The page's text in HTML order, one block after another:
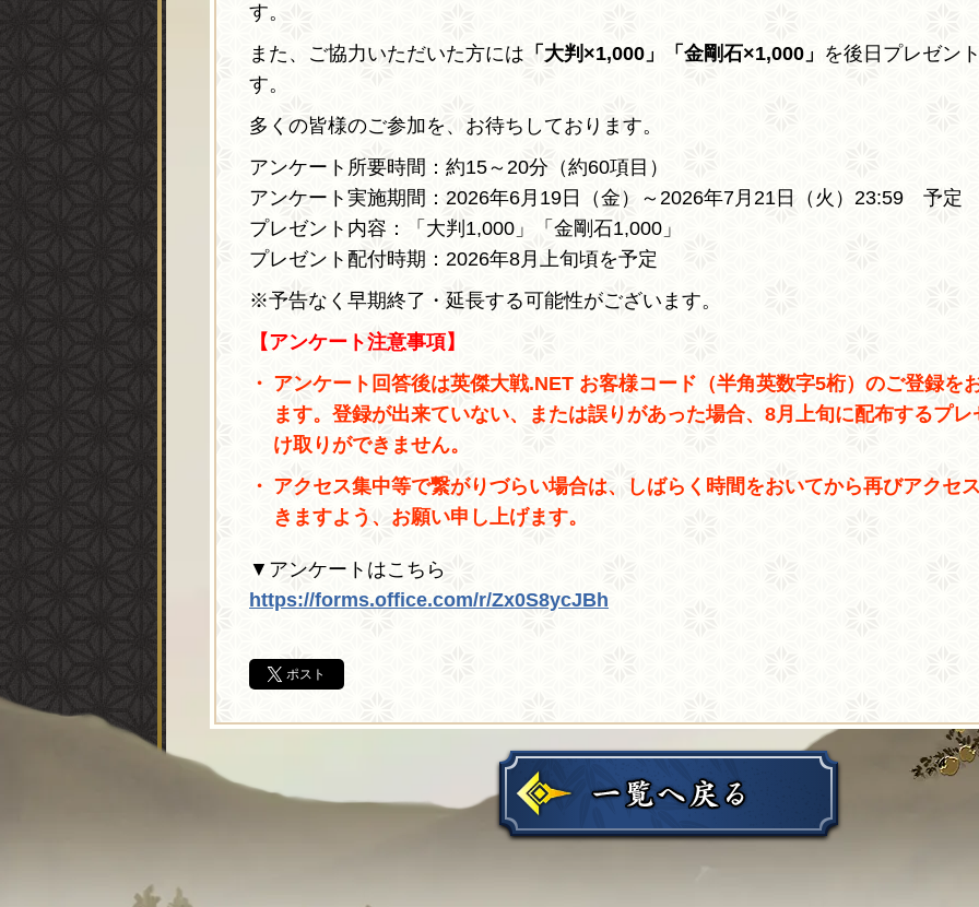
す。
また、ご協力いただいた方には 「大判×1,000」「 金剛石×1,000」 を後日プレゼン
す。
多くの皆様のご参加を、お待ちしております。
アンケート所要時間：約15～20分（約60項目）
アンケート実施期間：2026年6月19日（金）～2026年7月21日（火）23:59 予定
プレゼント内容：「 大判1,000」「金剛石1,000」
プレゼント配付時期：2026年8月上旬頃を予定
※予告なく早期終了・延長する可能性がございます。
【アンケート注意事項】
アンケート回答後は英傑大戦.NET お客様コード（半角英数字5桁）のご登録を
ます。登録が出来ていない、または誤りがあった場合、8月上旬に配布するプレ
け取りができません。
アクセス集中等で繋がりづらい場合は、しばらく時間をおいてから再びアクセ
きますよう、お願い申し上げます。
▼アンケートはこちら
https://forms.office.com/r/Zx0S8ycJBh
ポスト